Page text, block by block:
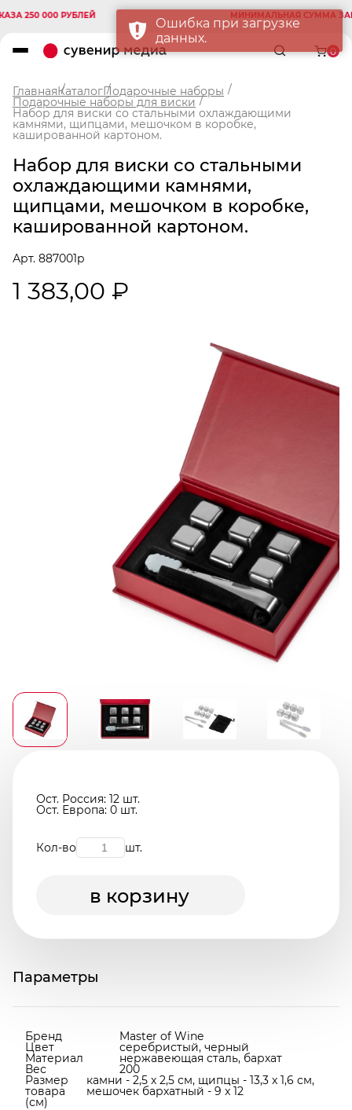
250 000 РУБЛЕЙ МИНИМАЛЬНАЯ СУММА
0
ГлавнаяКаталогПодарочные наборы
Подарочные наборы для виски
Набор для виски со стальными охлаждающими
камнями, щипцами, мешочком в коробке,
кашированной картоном.
Набор для виски со стальными
охлаждающими камнями,
щипцами, мешочком в коробке,
кашированной картоном.
Арт. 887001p
1 383,00 ₽
Ост. Россия: 12 шт.
Ост. Европа: 0 шт.
Кол-во шт.
в корзину
Параметры
Бренд Master of Wine
Цвет серебристый, черный
Материал нержавеющая cталь, бархат
Вес 200
Размер
товара
(см)
камни - 2,5 x 2,5 см, щипцы - 13,3 x 1,6 см,
мешочек бархатный - 9 x 12
Ошибка при загрузке
данных.